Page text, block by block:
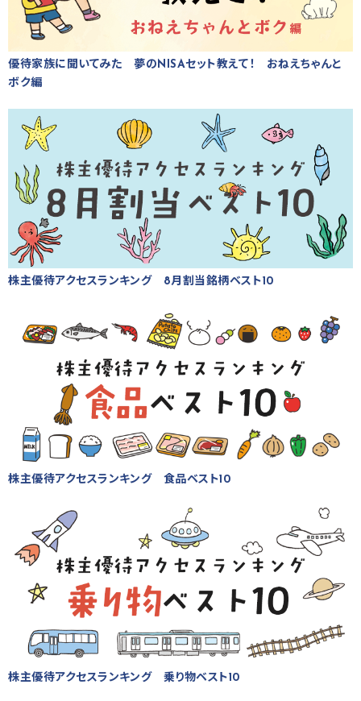
優待家族に聞いてみた 夢のNISAセット教えて！ おねえちゃんと
ボク編
株主優待アクセスランキング 8月割当銘柄ベスト10
株主優待アクセスランキング 食品ベスト10
株主優待アクセスランキング 乗り物ベスト10